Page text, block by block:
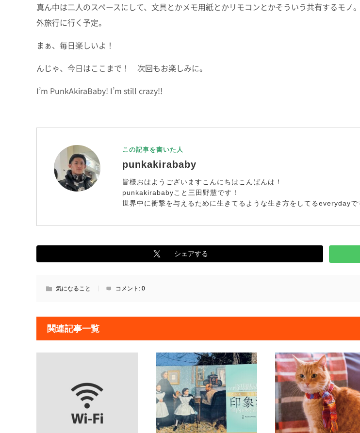
真ん中は二人のスペースにして、文具とかメモ用紙とかリモコンとかそういう共有するモ
外旅行に行く予定。
まぁ、毎日楽しいよ！
んじゃ、今日はここまで！ 次回もお楽しみに。
I’m PunkAkiraBaby! I’m still crazy!!
この記事を書いた人
punkakirababy
皆様おはようございますこんにちはこんばんは！
punkakirababyこと三田野慧です！
世界中に衝撃を与えるために生きてるような生き方をしてるeverydayで
シェアする
気になること コメント: 0
関連記事一覧